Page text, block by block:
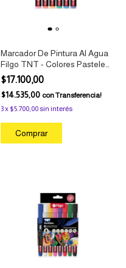
Marcador De Pintura Al Agua
Filgo TNT - Colores Pasteles
x6
$17.100,00
$14.535,00 conTransferencia!
3x $5.700,00sin interés